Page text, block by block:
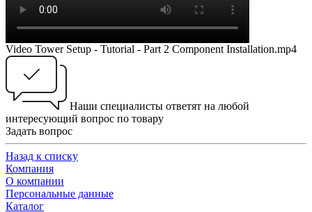
Video Tower Setup - Tutorial - Part 2 Component Installation.mp4
Наши специалисты ответят на любой
интересующий вопрос по товару
Задать вопрос
Назад к списку
Компания
О компании
Персональные данные
Каталог